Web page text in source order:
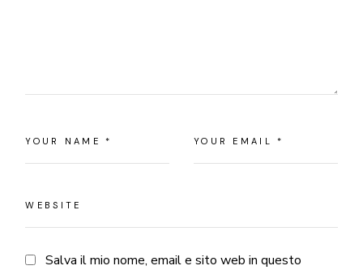
Salva il mio nome, email e sito web in questo